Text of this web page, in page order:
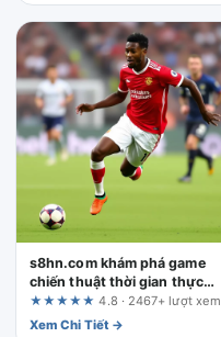
s8hn.com khám phá game
chiến thuật thời gian thực
nổi bật: Sân chơi đỉnh cao
cho dân bet thủ
★★★★★4.8 · 2467+ lượt xem
Xem Chi Tiết →